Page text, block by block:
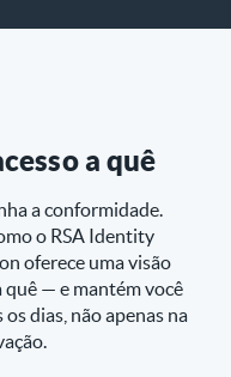
a quê
a conformidade.
o RSA Identity
oferece uma visão
quê — e mantém você
dias, não apenas na